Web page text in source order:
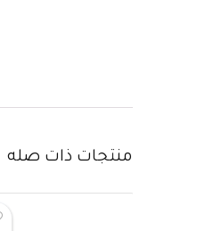
منتجات ذات صله